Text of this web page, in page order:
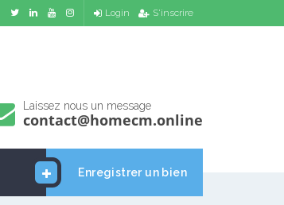
Login S'inscrire
Laissez nous un message
contact@homecm.online
Enregistrer un bien